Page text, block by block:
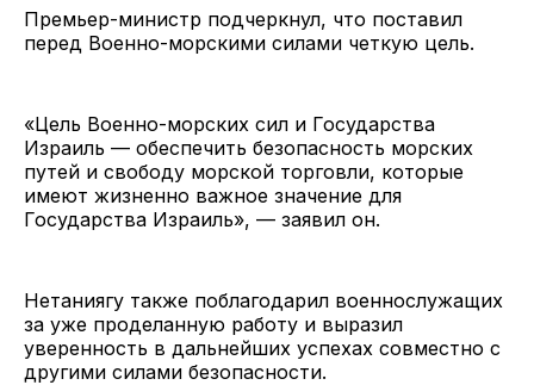
Премьер-министр подчеркнул, что поставил
перед Военно-морскими силами четкую цель.
«Цель Военно-морских сил и Государства
Израиль — обеспечить безопасность морских
путей и свободу морской торговли, которые
имеют жизненно важное значение для
Государства Израиль», — заявил он.
Нетаниягу также поблагодарил военнослужащих
за уже проделанную работу и выразил
уверенность в дальнейших успехах совместно с
другими силами безопасности.